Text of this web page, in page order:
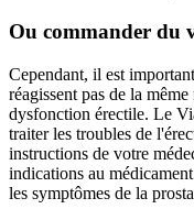
Ou commander du
Cependant, il est
réagissent pas de la
dysfonction érectile. Le
traiter les troubles de
instructions de votre
indications au
les symptômes de la